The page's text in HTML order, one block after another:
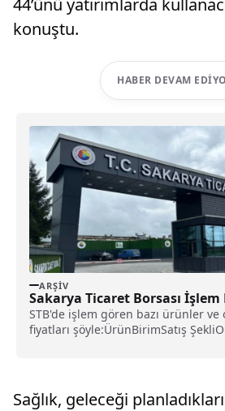
44’ünü yatırımlarda
konuştu.
HABER DEVAM
ARŞIV
Sakarya Ticaret Borsası İşlem
STB'de işlem gören bazı ürünler ve
fiyatları şöyle:ÜrünBirimSatış
Sağlık, geleceği